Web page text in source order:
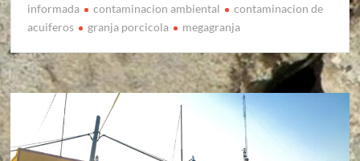
informada contaminacion ambiental
contaminacion de
acuiferos
granja porcicola megagranja